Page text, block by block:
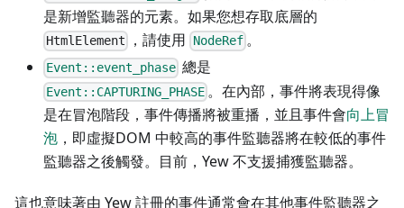
是新增監聽器的元素。如果您想存取底層的
HtmlElement ，請使用 NodeRef。
Event::event_phase 總是
Event::CAPTURING_PHASE 。在內部，事件將表現得像
是在冒泡階段，事件傳播將被重播，並且事件會向上冒
泡 ，即虛擬DOM 中較高的事件監聽器將在較低的事件
監聽器之後觸發。目前，Yew 不支援捕獲監聽器。
這也意味著由 Yew 註冊的事件通常會在其他事件監聽器之